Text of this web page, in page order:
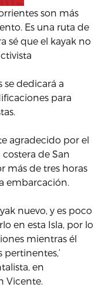
son más
Es una ruta de
sé que el kayak no
se dedicará a
para
agradecido por el
de San
más de tres horas
embarcación.
nuevo, y es poco
en esta Isla, por lo
mientras él
en
Vicente.